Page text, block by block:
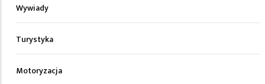
Wywiady
Turystyka
Motoryzacja